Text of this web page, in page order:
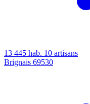
13 445 hab. 10 artisans
Brignais 69530